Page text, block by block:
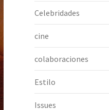
Celebridades
cine
colaboraciones
Estilo
Issues